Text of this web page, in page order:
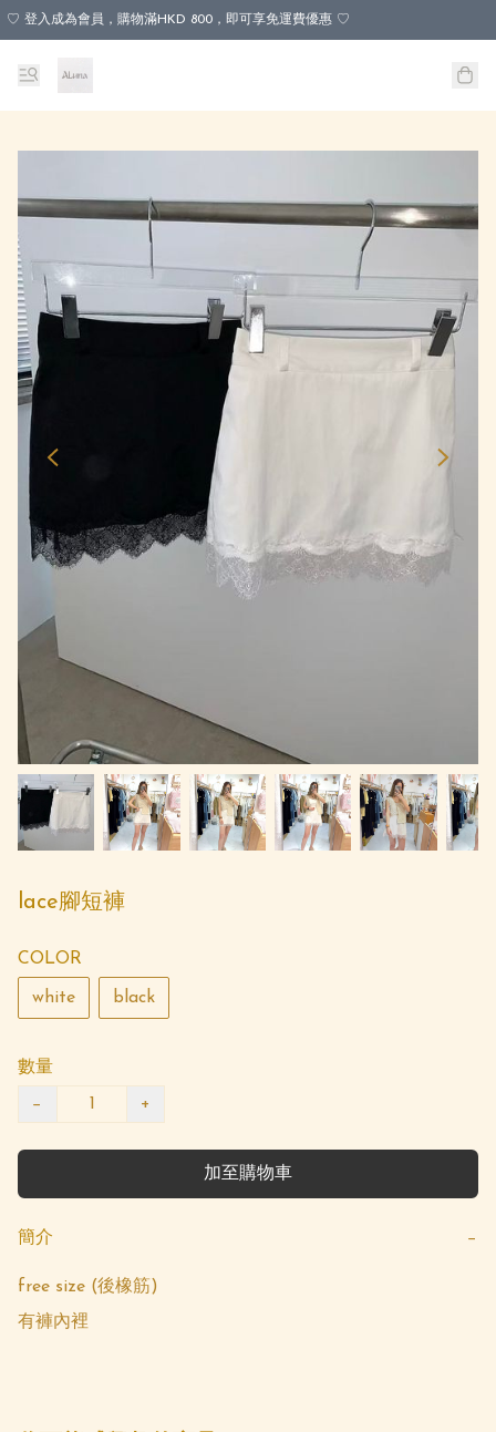
♡ 登入成為會員，購物滿HKD 800，即可享免運費優惠 ♡
lace腳短褲
COLOR
white black
數量
− +
加至購物車
簡介 −
free size (後橡筋)
有褲內裡